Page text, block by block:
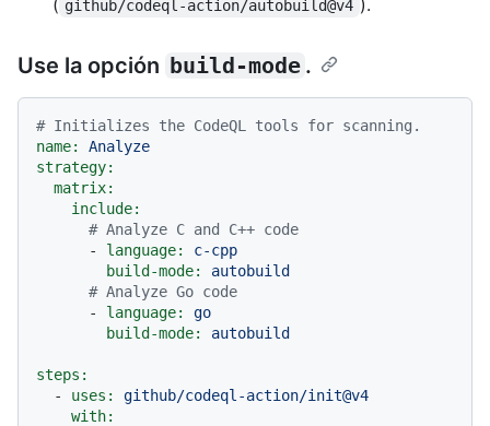
github/codeql-action/autobuild@v4
Use la opción build-mode .
# Initializes the CodeQL tools for scanning.
name:
Analyze
strategy:
matrix:
include:
# Analyze C and C++ code
-
language:
c-cpp
build-mode:
autobuild
# Analyze Go code
-
language:
go
build-mode:
autobuild
steps:
-
uses:
github/codeql-action/init@v4
with: